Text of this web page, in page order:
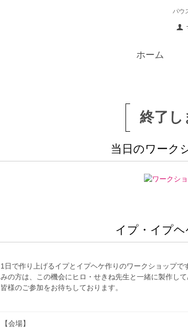
パウ
ホーム
終了し
当日のワーク
イプ・イプ
1日で作り上げるイプとイプヘケ作りのワークショップ
みの方は、この機会にヒロ・せきね先生と一緒に製作して
皆様のご参加をお待ちしております。
【会場】